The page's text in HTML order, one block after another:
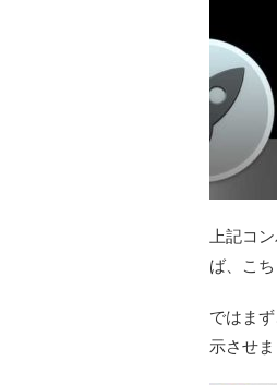
上記コ
ば、こ
ではま
示させま